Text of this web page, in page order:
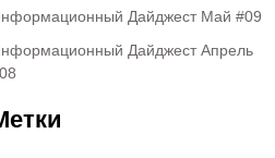
Дайджест Май #09
Дайджест Апрель